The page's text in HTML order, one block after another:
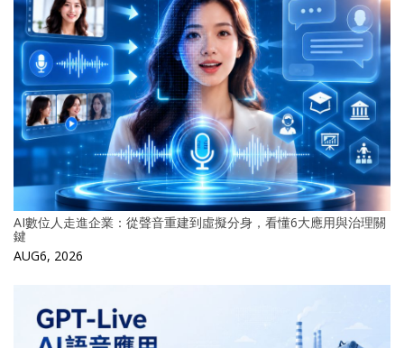
AI數位人走進企業：從聲音重建到虛擬分身，看懂6大應用與治理關
鍵
AUG6, 2026